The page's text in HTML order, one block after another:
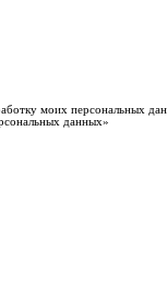
моих персональных
данных»